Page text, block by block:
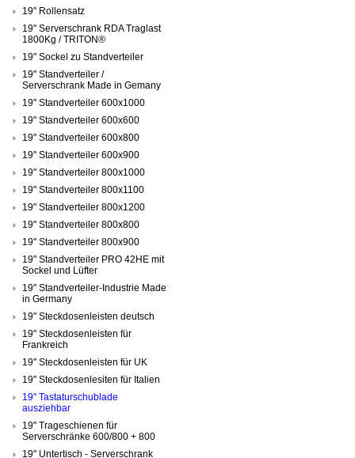
19" Rollensatz
19" Serverschrank RDA Traglast
1800Kg / TRITON®
19" Sockel zu Standverteiler
19" Standverteiler /
Serverschrank Made in Gemany
19" Standverteiler 600x1000
19" Standverteiler 600x600
19" Standverteiler 600x800
19" Standverteiler 600x900
19" Standverteiler 800x1000
19" Standverteiler 800x1100
19" Standverteiler 800x1200
19" Standverteiler 800x800
19" Standverteiler 800x900
19" Standverteiler PRO 42HE mit
Sockel und Lüfter
19" Standverteiler-Industrie Made
in Germany
19" Steckdosenleisten deutsch
19" Steckdosenleisten für
Frankreich
19" Steckdosenleisten für UK
19" Steckdosenlesiten für Italien
19" Tastaturschublade
ausziehbar
19" Trageschienen für
Serverschränke 600/800 + 800
19" Untertisch - Serverschrank